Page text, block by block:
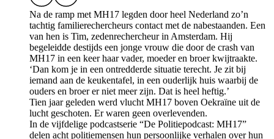
Na de ramp met MH17 legden door heel Nederland zo’n
tachtig familierechercheurs contact met de nabestaanden. Een
van hen is Tim, zedenrechercheur in Amsterdam. Hij
begeleidde destijds een jonge vrouw die door de crash van
MH17 in een keer haar vader, moeder en broer kwijtraakte.
‘Dan kom je in een ontredderde situatie terecht. Je zit bij
iemand aan de keukentafel, in een ouderlijk huis waarbij de
ouders en broer er niet meer zijn. Dat is heel heftig.’
Tien jaar geleden werd vlucht MH17 boven Oekraïne uit de
lucht geschoten. Er waren geen overlevenden.
In de vijfdelige podcastserie “De Politiepodcast: MH17”
delen acht politiemensen hun persoonlijke verhalen over hun